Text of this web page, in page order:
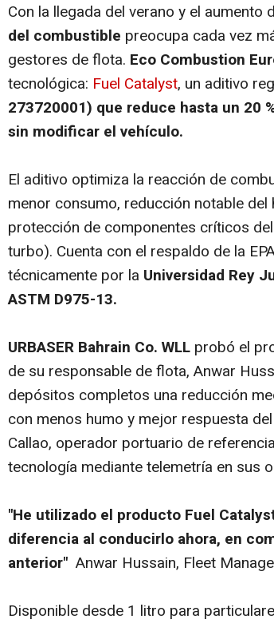
Con la llegada del verano y el aumento
del combustible preocupa cada vez
gestores de flota. Eco Combustion
tecnológica: Fuel Catalyst, un aditivo
273720001) que reduce hasta un 20
sin modificar el vehículo.
El aditivo optimiza la reacción de
menor consumo, reducción notable
protección de componentes críticos
turbo). Cuenta con el respaldo de la
técnicamente por la Universidad Rey
ASTM D975-13.
URBASER Bahrain Co. WLL probó el
de su responsable de flota, Anwar
depósitos completos una reducción
con menos humo y mejor respuesta
Callao, operador portuario de
tecnología mediante telemetría en sus
"He utilizado el producto Fuel
diferencia al conducirlo ahora, en
anterior" Anwar Hussain, Fleet
Disponible desde 1 litro para